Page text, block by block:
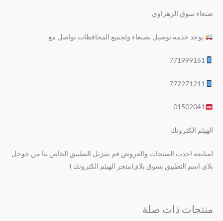
صنعاء سوق الزهراوي
يوجد خدمه توصيل بصنعاء ولجميع المحافظات تواصل مع
771999161
772271211
01502041
الهيثم الكترونك
لمتابعة احدث المنتجات والعروض قم بتنزيل التطبيق الخاص بنا من جوجل
بلاي اسم التطبيق بسوق بلاي(متجر الهيثم الكترونك )
منتجات ذات صلة